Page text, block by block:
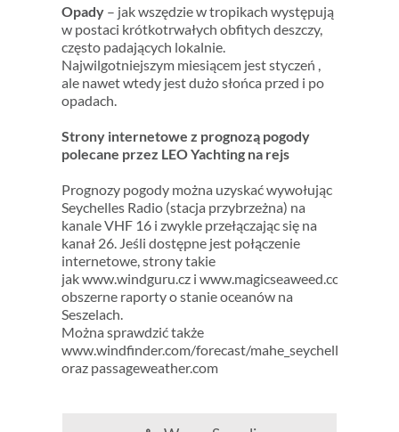
Opady– jak wszędzie w tropikach występują
w postaci krótkotrwałych obfitych deszczy,
często padających lokalnie.
Najwilgotniejszym miesiącem jest styczeń ,
ale nawet wtedy jest dużo słońca przed i po
opadach.
Strony internetowe z prognozą pogody
polecane przez LEO Yachting na rejs
Prognozy pogody można uzyskać wywołując
Seychelles Radio (stacja przybrzeżna) na
kanale VHF 16 i zwykle przełączając się na
kanał 26. Jeśli dostępne jest połączenie
internetowe, strony takie
jak www.windguru.cz i www.magicseaweed.com
obszerne raporty o stanie oceanów na
Seszelach.
Można sprawdzić także
www.windfinder.com/forecast/mahe_seychelles_airport
oraz passageweather.com